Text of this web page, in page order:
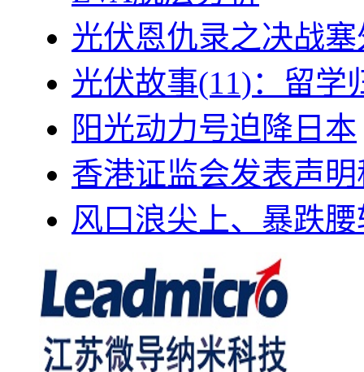
光伏恩仇录之决战
光伏故事(11)：留学
阳光动力号迫降日本
香港证监会发表声
风口浪尖上、暴跌